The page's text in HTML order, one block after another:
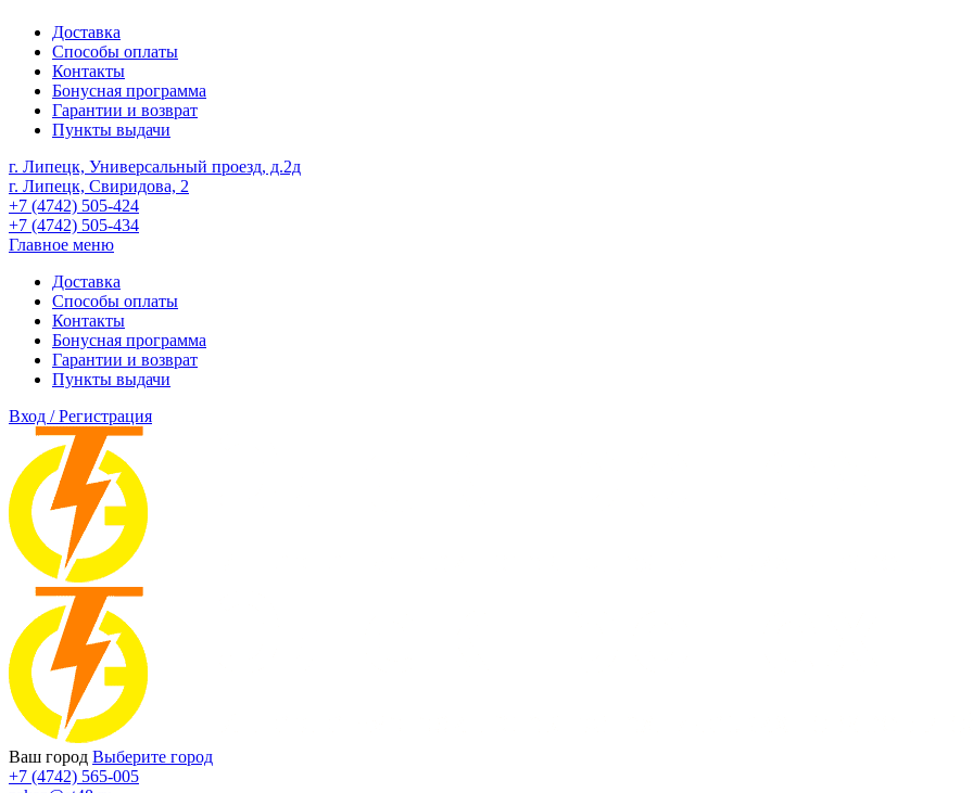
Доставка
Способы оплаты
Контакты
Бонусная программа
Гарантии и возврат
Пункты выдачи
г. Липецк, Универсальный проезд, д.2д
г. Липецк, Свиридова, 2
+7 (4742) 505-424
+7 (4742) 505-434
Главное меню
Доставка
Способы оплаты
Контакты
Бонусная программа
Гарантии и возврат
Пункты выдачи
Вход / Регистрация
Ваш город Выберите город
+7 (4742) 565-005